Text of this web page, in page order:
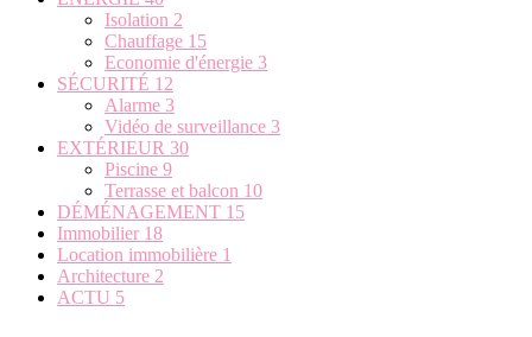
Isolation 2
Chauffage 15
Economie d'énergie 3
SÉCURITÉ 12
Alarme 3
Vidéo de surveillance 3
EXTÉRIEUR 30
Piscine 9
Terrasse et balcon 10
DÉMÉNAGEMENT 15
Immobilier 18
Location immobilière 1
Architecture 2
ACTU 5